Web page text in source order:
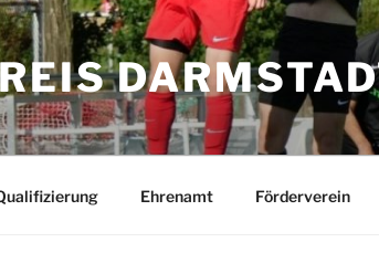
DARMSTADT
Ehrenamt Förderverein